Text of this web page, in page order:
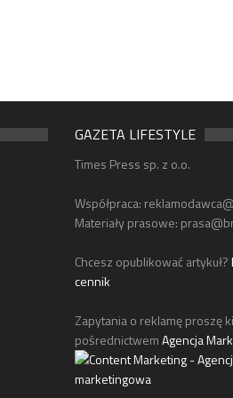
GAZETA LIFESTYLE
Times Press sp. z o.o.
Współpraca:
Materiały prasowe:
Chcesz opublikować artykuł?
cennik
Zapytania o reklamę proszę
pośrednictwemAgencja